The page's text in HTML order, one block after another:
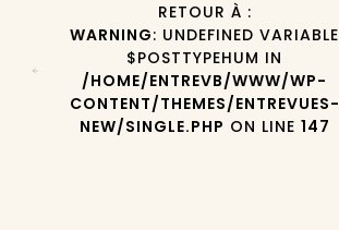
RETOUR À :
WARNING: UNDEFINED VARIABLE
$POSTTYPEHUM IN
/HOME/ENTREVB/WWW/WP-
CONTENT/THEMES/ENTREVUES-
NEW/SINGLE.PHP ON LINE 147